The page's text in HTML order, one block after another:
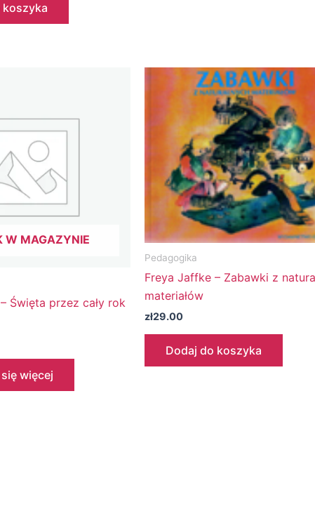
koszyka
W MAGAZYNIE
Święta przez cały rok
więcej
Pedagogika
Freya Jaffke – Zabawki z
materiałów
zł29.00
Dodaj do koszyka